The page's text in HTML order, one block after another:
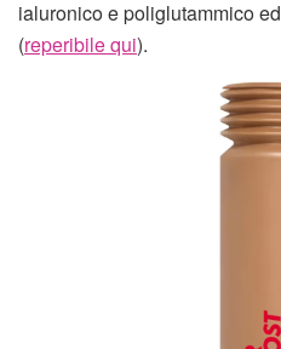
ialuronico e poliglutammico
(reperibile qui).